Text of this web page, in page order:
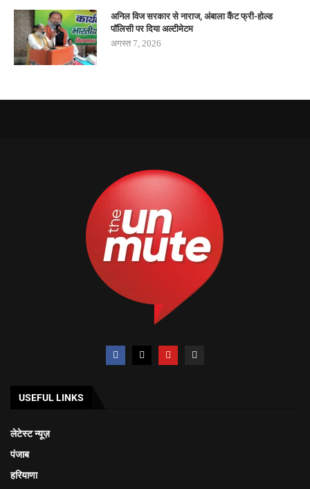
अनिल विज सरकार से नाराज, अंबाला कैंट फ्री-होल्ड
पॉलिसी पर दिया अल्टीमेटम
अगस्त 7, 2026
USEFUL LINKS
लेटेस्ट न्यूज़
पंजाब
हरियाणा